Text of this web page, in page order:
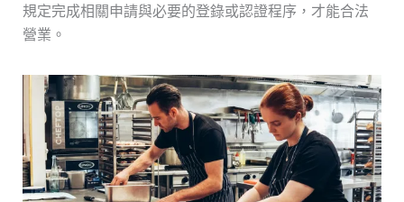
規定完成相關申請與必要的登錄或認證程序，才能合法
營業。